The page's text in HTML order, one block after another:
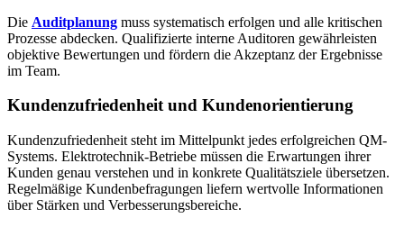
Die Auditplanung muss systematisch erfolgen und alle kritischen
Prozesse abdecken. Qualifizierte interne Auditoren gewährleisten
objektive Bewertungen und fördern die Akzeptanz der Ergebnisse
im Team.
Kundenzufriedenheit und Kundenorientierung
Kundenzufriedenheit steht im Mittelpunkt jedes erfolgreichen QM-
Systems. Elektrotechnik-Betriebe müssen die Erwartungen ihrer
Kunden genau verstehen und in konkrete Qualitätsziele übersetzen.
Regelmäßige Kundenbefragungen liefern wertvolle Informationen
über Stärken und Verbesserungsbereiche.